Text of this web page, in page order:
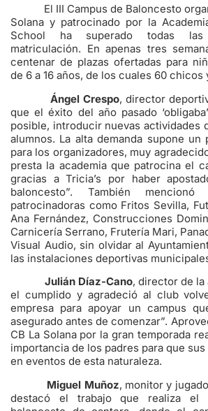
El III Campus de Baloncesto
Solana y patrocinado por la
School ha superado todas las
matriculación. En apenas tres
centenar de plazas ofertadas para
de 6 a 16 años, de los cuales 60 chicos
Ángel Crespo, director
que el éxito del año pasado
posible, introducir nuevas actividades
alumnos. La alta demanda supone un
para los organizadores, muy
presta la academia que patrocina el
gracias a Tricia’s por haber
baloncesto”. También
patrocinadoras como Fritos Sevilla,
Ana Fernández, Construcciones
Carnicería Serrano, Frutería Mari,
Visual Audio, sin olvidar al
las instalaciones deportivas
Julián Díaz-Cano, director de la
el cumplido y agradeció al club
empresa para apoyar un campus
asegurado antes de comenzar”.
CB La Solana por la gran temporada
importancia de los padres para que
en eventos de esta naturaleza.
Miguel Muñoz, monitor y
destacó el trabajo que realiza